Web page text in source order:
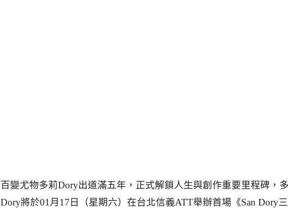
百變尤物多莉Dory出道滿五年，正式解鎖人生與創作重要里程碑，
Dory將於01月17日（星期六）在台北信義ATT舉辦首場《San Dory